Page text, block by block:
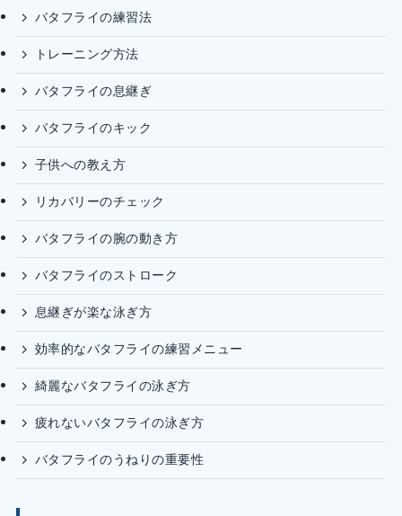
バタフライの練習法
トレーニング方法
バタフライの息継ぎ
バタフライのキック
子供への教え方
リカバリーのチェック
バタフライの腕の動き方
バタフライのストローク
息継ぎが楽な泳ぎ方
効率的なバタフライの練習メニュー
綺麗なバタフライの泳ぎ方
疲れないバタフライの泳ぎ方
バタフライのうねりの重要性